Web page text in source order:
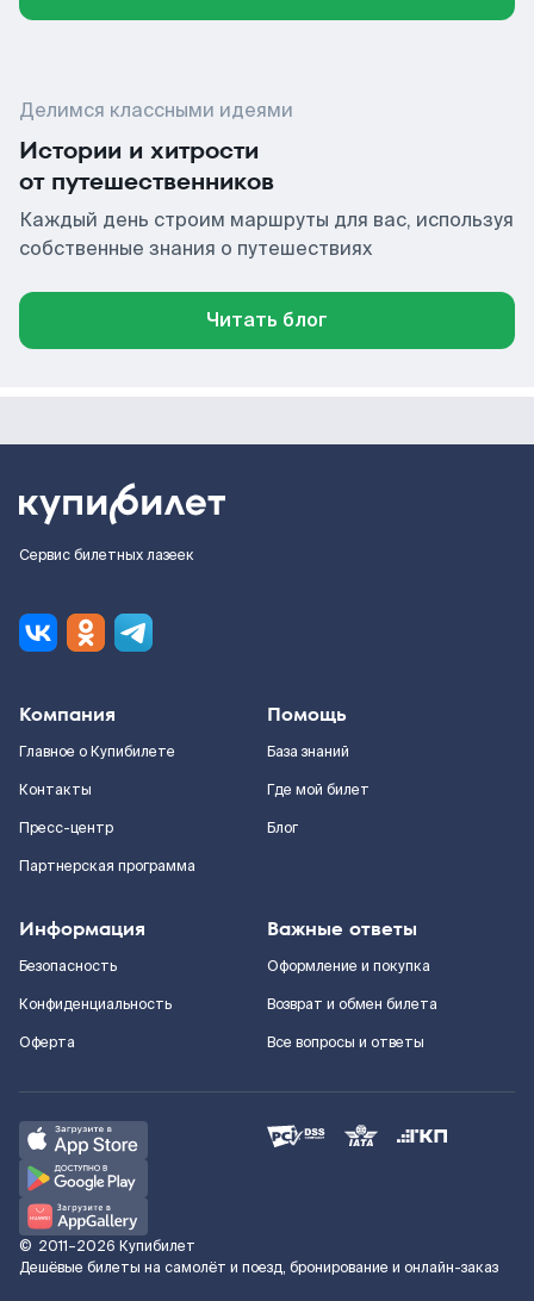
Делимся классными идеями
Истории и хитрости
от путешественников
Каждый день строим маршруты для вас, используя
собственные знания о путешествиях
Читать блог
Сервис билетных лазеек
Компания
Главное о Купибилете
Контакты
Пресс-центр
Партнерская программа
Помощь
База знаний
Где мой билет
Блог
Информация
Безопасность
Конфиденциальность
Оферта
Важные ответы
Оформление и покупка
Возврат и обмен билета
Все вопросы и ответы
© 2011–2026 Купибилет
Дешёвые билеты на самолёт и поезд, бронирование и онлайн-заказ